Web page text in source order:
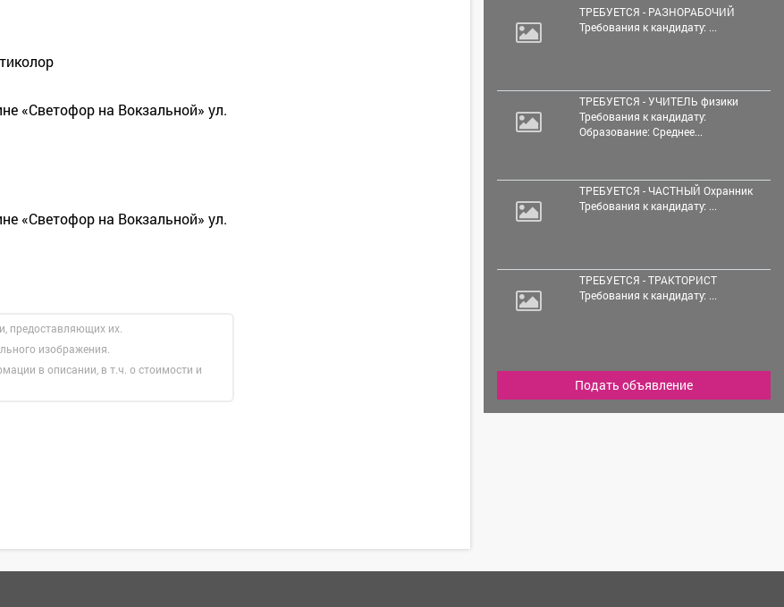
«Светофор на Вокзальной» ул.
«Светофор на Вокзальной» ул.
предоставляющих их.
изображения.
в описании, в т.ч. о стоимости и
ТРЕБУЕТСЯ - РАЗНОРАБОЧИЙ
Требования к кандидату: ...
ТРЕБУЕТСЯ - УЧИТЕЛЬ физики
Требования к кандидату:
Образование: Среднее...
ТРЕБУЕТСЯ - ЧАСТНЫЙ Охранник
Требования к кандидату: ...
ТРЕБУЕТСЯ - ТРАКТОРИСТ
Требования к кандидату: ...
Подать объявление